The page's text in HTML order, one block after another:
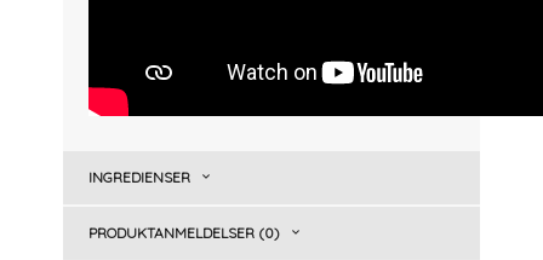
INGREDIENSER
PRODUKTANMELDELSER (0)